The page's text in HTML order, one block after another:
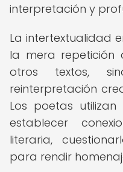
interpretación y
La intertextualidad
la mera
otros textos,
reinterpretación
Los poetas
establecer
literaria,
para rendir